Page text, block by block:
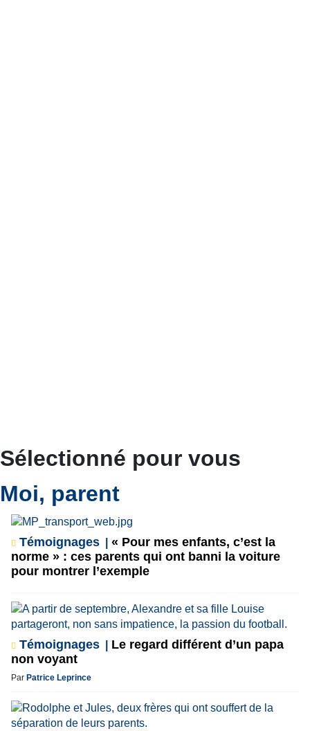
Sélectionné pour vous
Moi, parent
Témoignages
« Pour mes enfants, c’est la
norme » : ces parents qui ont banni la voiture
pour montrer l’exemple
Témoignages
Le regard différent d’un papa
non voyant
Par Patrice Leprince